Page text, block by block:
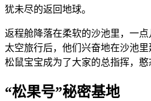
犹未尽的返回地球。
返程舱降落在柔软的沙池里，一
太空旅行后，他们兴奋地在沙池里
松鼠宝宝成为了大家的总指挥，憨
“松果号”秘密基地